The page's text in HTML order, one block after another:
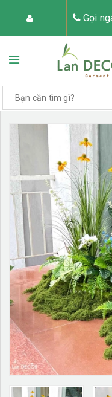
Gọi
TRANG CHỦ
CÂY GIẢ TRANG TRÍ
TƯỜNG CÂY GIẢ
TƯ VẤN LIÊN